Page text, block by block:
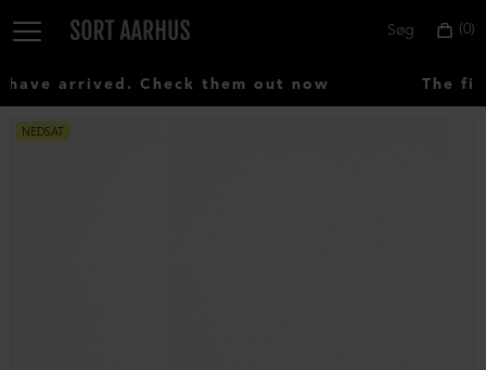
0
Søg
arrived. Check them out now The
NEDSAT